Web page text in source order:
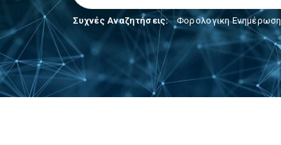
Συχνές Αναζητήσεις: Φορολογικη Ενημέρωση